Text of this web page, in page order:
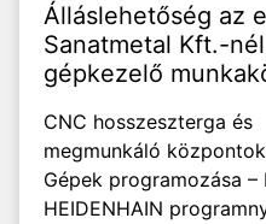
Álláslehetőség az
Sanatmetal Kft.-
gépkezelő
CNC hosszeszterga és
megmunkáló
Gépek programozása –
HEIDENHAIN